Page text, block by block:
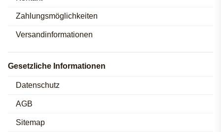
Zahlungsmöglichkeiten
Versandinformationen
Gesetzliche Informationen
Datenschutz
AGB
Sitemap